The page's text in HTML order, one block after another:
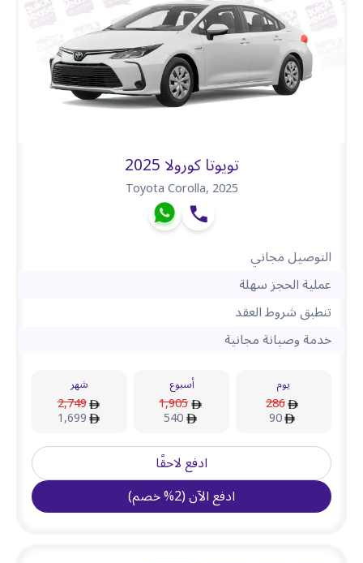
تويوتا كورولا 2025
Toyota Corolla,2025
التوصيل مجاني
عملية الحجز سهلة
تنطبق شروط العقد
خدمة وصيانة مجانية
يوم
286
90
أسبوع
1,905
540
شهر
2,749
1,699
ادفع لاحقًا
ادفع الآن(
2
%خصم)